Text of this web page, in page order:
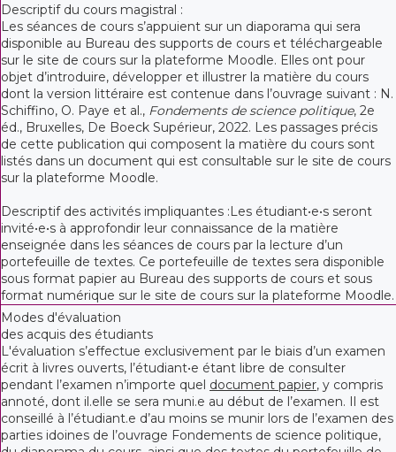
Descriptif du cours magistral :
Les séances de cours s’appuient sur un diaporama qui sera
disponible au Bureau des supports de cours et téléchargeable
sur le site de cours sur la plateforme Moodle. Elles ont pour
objet d’introduire, développer et illustrer la matière du cours
dont la version littéraire est contenue dans l’ouvrage suivant : N.
Schiffino, O. Paye et al., Fondements de science politique, 2e
éd., Bruxelles, De Boeck Supérieur, 2022. Les passages précis
de cette publication qui composent la matière du cours sont
listés dans un document qui est consultable sur le site de cours
sur la plateforme Moodle.
Descriptif des activités impliquantes :Les étudiant•e•s seront
invité•e•s à approfondir leur connaissance de la matière
enseignée dans les séances de cours par la lecture d’un
portefeuille de textes. Ce portefeuille de textes sera disponible
sous format papier au Bureau des supports de cours et sous
format numérique sur le site de cours sur la plateforme Moodle.
Modes d'évaluation
des acquis des étudiants
L'évaluation s’effectue exclusivement par le biais d’un examen
écrit à livres ouverts, l’étudiant•e étant libre de consulter
pendant l’examen n’importe quel document papier, y compris
annoté, dont il.elle se sera muni.e au début de l’examen. Il est
conseillé à l’étudiant.e d’au moins se munir lors de l’examen des
parties idoines de l’ouvrage Fondements de science politique,